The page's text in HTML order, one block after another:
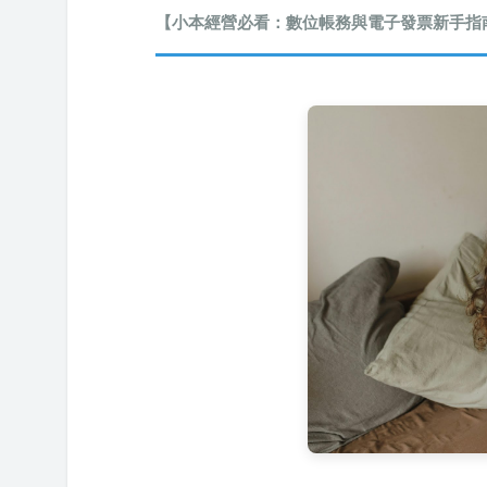
【小本經營必看：數位帳務與電子發票新手指